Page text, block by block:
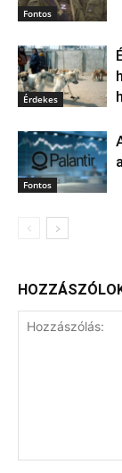
Fontos
Érdekes
Fontos